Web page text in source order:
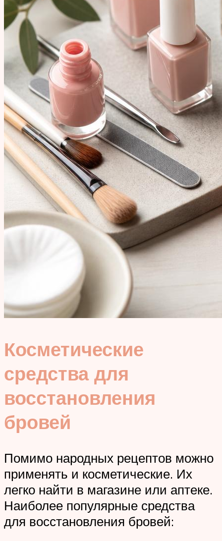
Косметические
средства для
восстановления
бровей
Помимо народных рецептов можно
применять и косметические. Их
легко найти в магазине или аптеке.
Наиболее популярные средства
для восстановления бровей: